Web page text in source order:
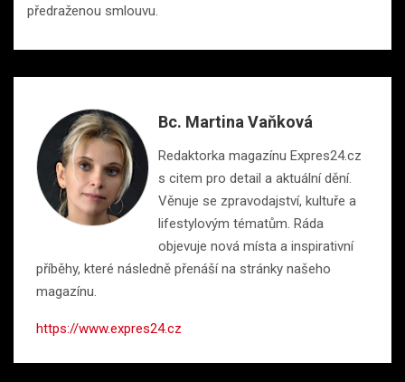
předraženou smlouvu.
Bc. Martina Vaňková
Redaktorka magazínu Expres24.cz
s citem pro detail a aktuální dění.
Věnuje se zpravodajství, kultuře a
lifestylovým tématům. Ráda
objevuje nová místa a inspirativní
příběhy, které následně přenáší na stránky našeho
magazínu.
https://www.expres24.cz